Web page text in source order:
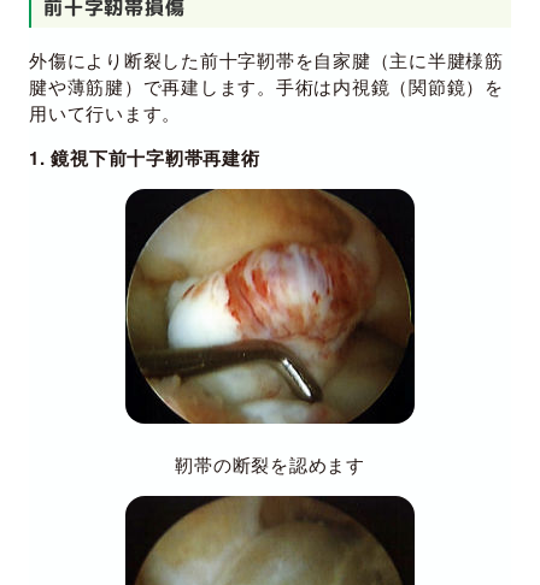
前十字靭帯損傷
外傷により断裂した前十字靭帯を自家腱（主に半腱様筋
腱や薄筋腱）で再建します。手術は内視鏡（関節鏡）を
用いて行います。
1. 鏡視下前十字靭帯再建術
靭帯の断裂を認めます